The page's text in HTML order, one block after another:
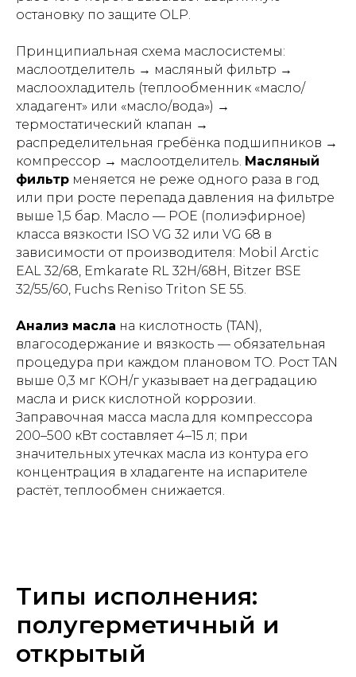
остановку по защите OLP.
Принципиальная схема маслосистемы:
маслоотделитель → масляный фильтр →
маслоохладитель (теплообменник «масло/
хладагент» или «масло/вода») →
термостатический клапан →
распределительная гребёнка подшипников →
компрессор → маслоотделитель. Масляный
фильтр меняется не реже одного раза в год
или при росте перепада давления на фильтре
выше 1,5 бар. Масло — POE (полиэфирное)
класса вязкости ISO VG 32 или VG 68 в
зависимости от производителя: Mobil Arctic
EAL 32/68, Emkarate RL 32H/68H, Bitzer BSE
32/55/60, Fuchs Reniso Triton SE 55.
Анализ масла на кислотность (TAN),
влагосодержание и вязкость — обязательная
процедура при каждом плановом ТО. Рост TAN
выше 0,3 мг КОН/г указывает на деградацию
масла и риск кислотной коррозии.
Заправочная масса масла для компрессора
200–500 кВт составляет 4–15 л; при
значительных утечках масла из контура его
концентрация в хладагенте на испарителе
растёт, теплообмен снижается.
Типы исполнения:
полугерметичный и
открытый